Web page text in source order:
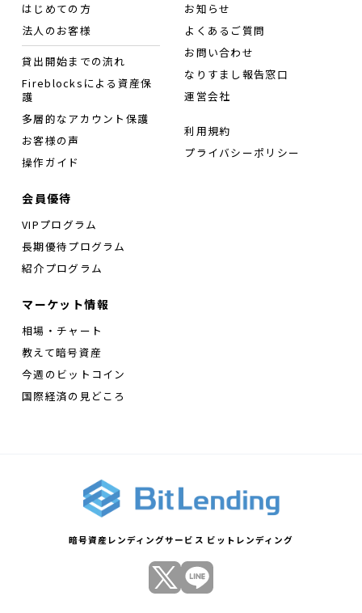
はじめての方
法人のお客様
貸出開始までの流れ
Fireblocksによる資産保
護
多層的なアカウント保護
お客様の声
操作ガイド
会員優待
VIPプログラム
長期優待プログラム
紹介プログラム
マーケット情報
相場・チャート
教えて暗号資産
今週のビットコイン
国際経済の見どころ
お知らせ
よくあるご質問
お問い合わせ
なりすまし報告窓口
運営会社
利用規約
プライバシーポリシー
暗号資産レンディングサービス ビットレンディング